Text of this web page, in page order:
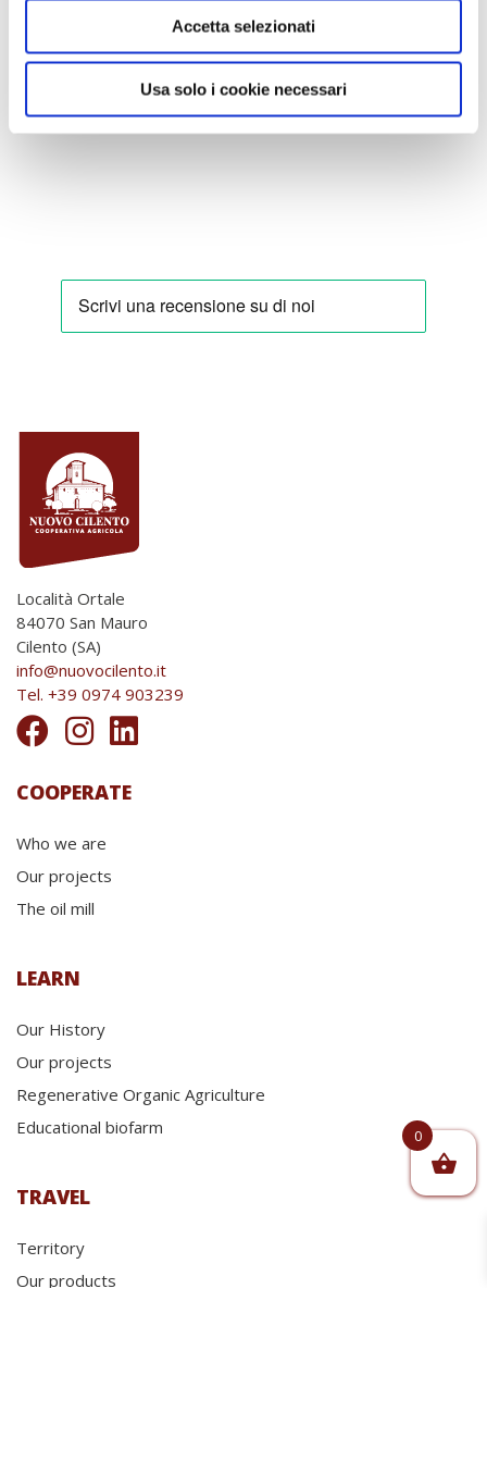
Accetta selezionati
Usa solo i cookie necessari
Località Ortale
84070 San Mauro
Cilento (SA)
info@nuovocilento.it
Tel. +39 0974 903239
COOPERATE
Who we are
Our projects
The oil mill
LEARN
Our History
Our projects
Regenerative Organic Agriculture
Educational biofarm
TRAVEL
Territory
Our products
0